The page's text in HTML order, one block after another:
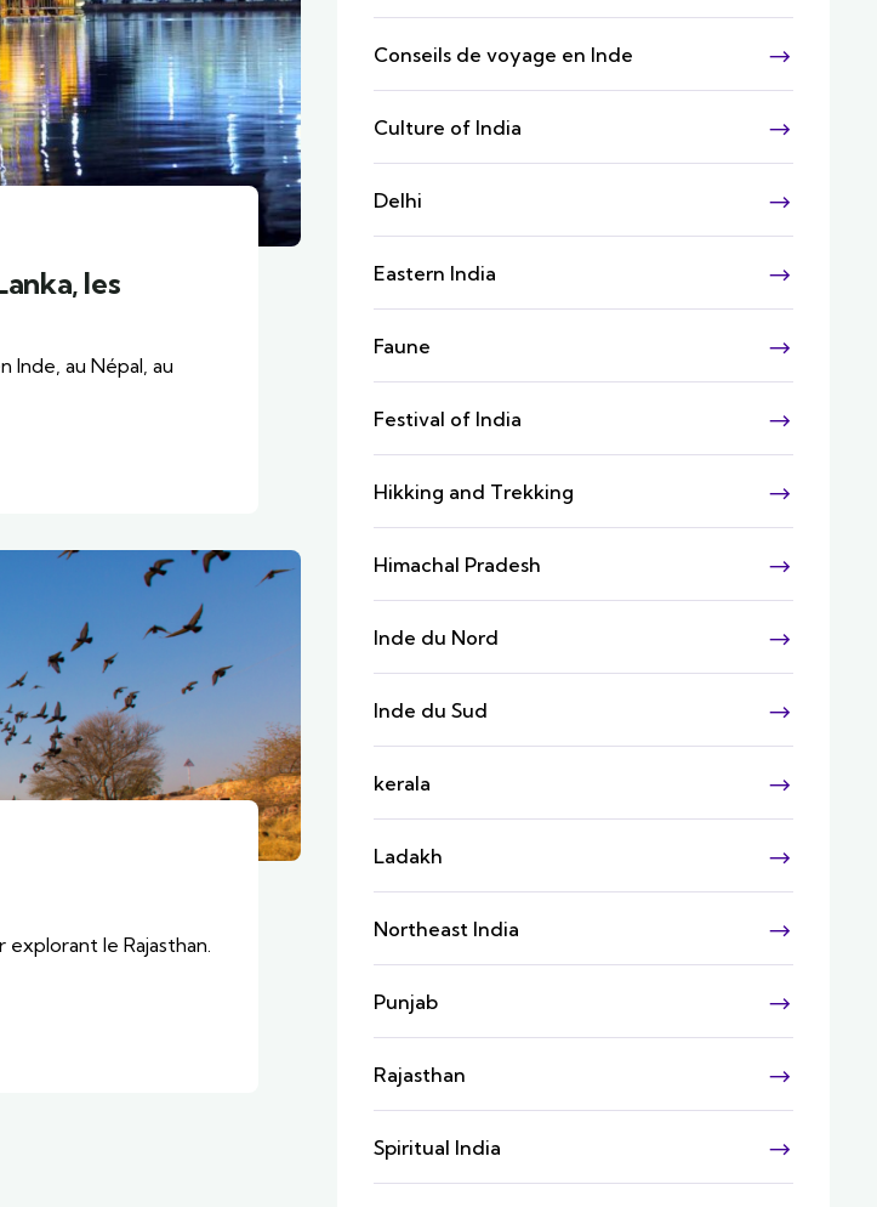
les
Inde, au Népal, au
le Rajasthan.
Conseils de voyage en Inde
Culture of India
Delhi
Eastern India
Faune
Festival of India
Hikking and Trekking
Himachal Pradesh
Inde du Nord
Inde du Sud
kerala
Ladakh
Northeast India
Punjab
Rajasthan
Spiritual India